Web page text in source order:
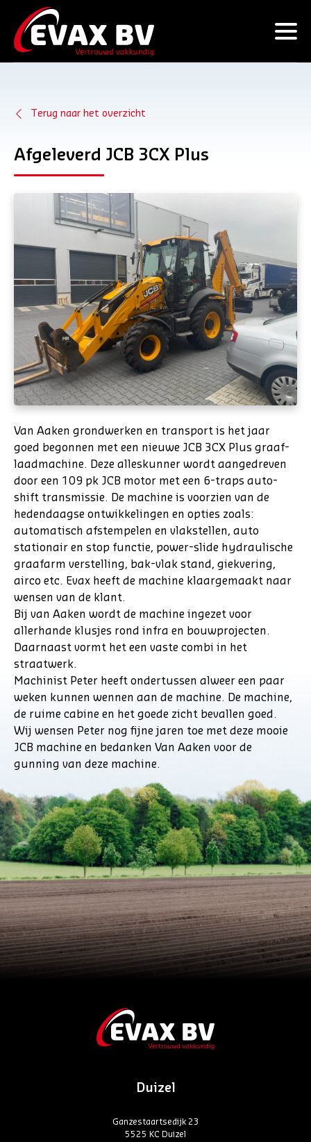
Terug naar het overzicht
Afgeleverd JCB 3CX Plus
Van Aaken grondwerken en transport is het jaar
goed begonnen met een nieuwe JCB 3CX Plus graaf-
laadmachine. Deze alleskunner wordt aangedreven
door een 109 pk JCB motor met een 6-traps auto-
shift transmissie. De machine is voorzien van de
hedendaagse ontwikkelingen en opties zoals:
automatisch afstempelen en vlakstellen, auto
stationair en stop functie, power-slide hydraulische
graafarm verstelling, bak-vlak stand, giekvering,
airco etc. Evax heeft de machine klaargemaakt naar
wensen van de klant.
Bij van Aaken wordt de machine ingezet voor
allerhande klusjes rond infra en bouwprojecten.
Daarnaast vormt het een vaste combi in het
straatwerk.
Machinist Peter heeft ondertussen alweer een paar
weken kunnen wennen aan de machine. De machine,
de ruime cabine en het goede zicht bevallen goed.
Wij wensen Peter nog fijne jaren toe met deze mooie
JCB machine en bedanken Van Aaken voor de
gunning van deze machine.
Duizel
Ganzestaartsedijk 23
5525 KC Duizel